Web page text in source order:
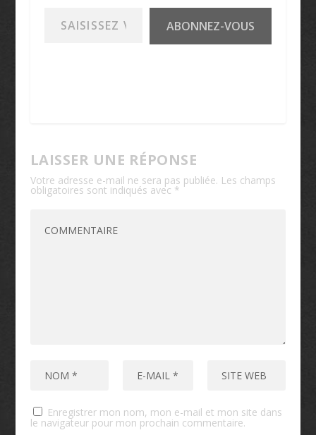
ABONNEZ-VOUS
LAISSER UNE RÉPONSE
Votre adresse e-mail ne sera pas publiée. Les champs
obligatoires sont indiqués avec *
Enregistrer mon nom, mon e-mail et mon site dans
le navigateur pour mon prochain commentaire.